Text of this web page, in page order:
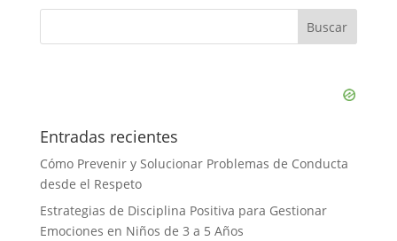
Entradas recientes
Cómo Prevenir y Solucionar Problemas de Conducta
desde el Respeto
Estrategias de Disciplina Positiva para Gestionar
Emociones en Niños de 3 a 5 Años